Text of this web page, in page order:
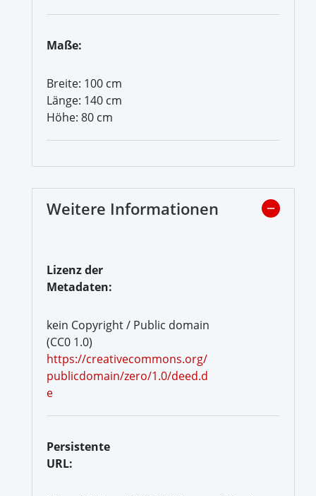
Maße:
Breite: 100 cm
Länge: 140 cm
Höhe: 80 cm
Weitere Informationen
Lizenz der
Metadaten:
kein Copyright / Public domain
(CC0 1.0)
https://creativecommons.org/
publicdomain/zero/1.0/deed.d
e
Persistente
URL: